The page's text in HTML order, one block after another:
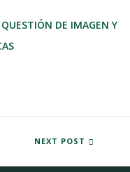
DE IMAGEN Y
LAS NIEVES
NEXT POSTDE 2017 DE